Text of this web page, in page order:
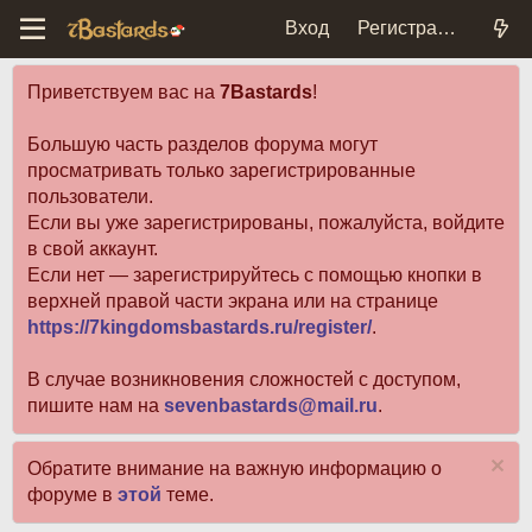
Вход Регистрация
Приветствуем вас на 7Bastards!
Большую часть разделов форума могут
просматривать только зарегистрированные
пользователи.
Если вы уже зарегистрированы, пожалуйста, войдите
в свой аккаунт.
Если нет — зарегистрируйтесь с помощью кнопки в
верхней правой части экрана или на странице
https://7kingdomsbastards.ru/register/.
В случае возникновения сложностей с доступом,
пишите нам на sevenbastards@mail.ru.
Обратите внимание на важную информацию о
форуме в этой теме.